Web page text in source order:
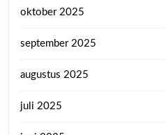
oktober 2025
september 2025
augustus 2025
juli 2025